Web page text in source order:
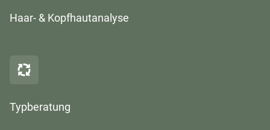
Haar- & Kopfhautanalyse
Typberatung